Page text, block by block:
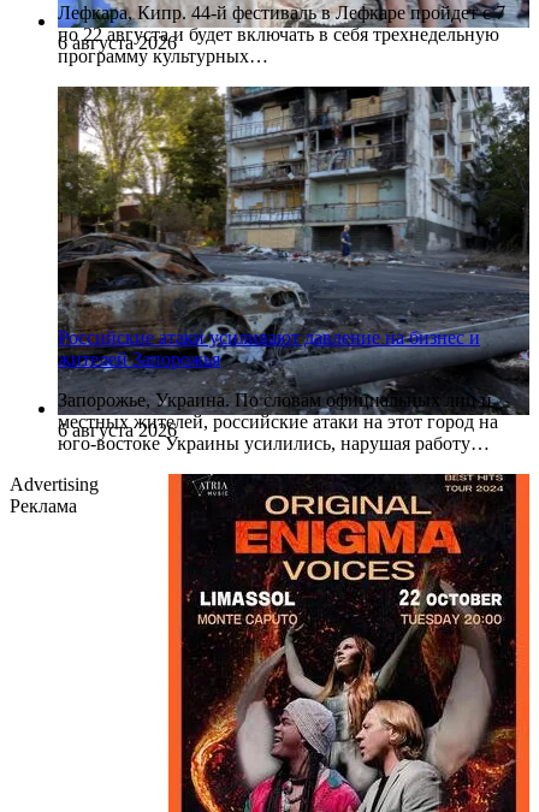
6 августа 2026
Лефкара, Кипр. 44-й фестиваль в Лефкаре пройдет с 7
по 22 августа и будет включать в себя трехнедельную
программу культурных…
6 августа 2026
Российские атаки усиливают давление на бизнес и
жителей Запорожья
Запорожье, Украина. По словам официальных лиц и
местных жителей, российские атаки на этот город на
юго-востоке Украины усилились, нарушая работу…
Advertising
Реклама